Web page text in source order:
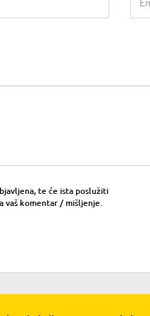
te će ista poslužiti
vaš komentar / mišljenje.